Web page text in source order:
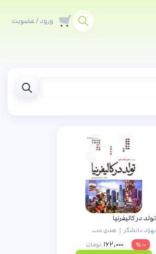
ورود / عضویت
تولد در کالیفرنیا
بهزاد دانشگر | هدی سادات حامی
۱۰ %
۱۶۲,۰۰۰ تومان